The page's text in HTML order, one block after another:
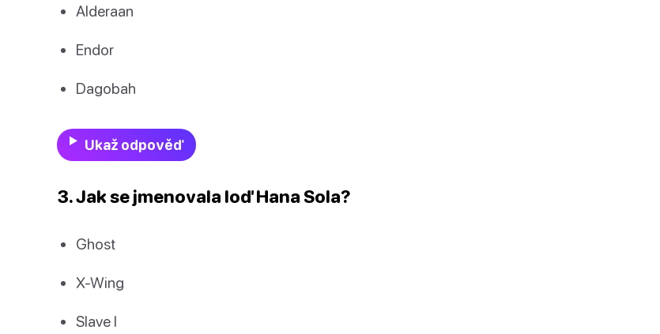
Alderaan
Endor
Dagobah
Ukaž odpověď
3. Jak se jmenovala loď Hana Sola?
Ghost
X-Wing
Slave I